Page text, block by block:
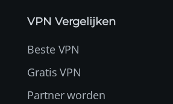
VPN Vergelijken
Beste VPN
Gratis VPN
Partner worden